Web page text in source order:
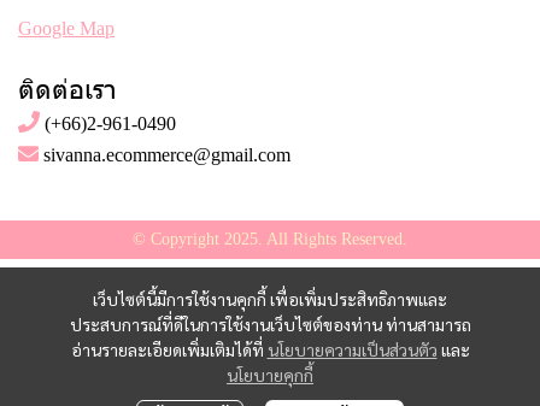
เว็บไซต์นี้มีการใช้งานคุกกี้ เพื่อเพิ่มประสิทธิภาพและ
ประสบการณ์ที่ดีในการใช้งานเว็บไซต์ของท่าน ท่านสามารถ
อ่านรายละเอียดเพิ่มเติมได้ที่ นโยบายความเป็นส่วนตัว และ
นโยบายคุกกี้
Google Map
ติดต่อเรา
(+66)2-961-0490
sivanna.ecommerce@gmail.com
© Copyright 2025. All Rights Reserved.